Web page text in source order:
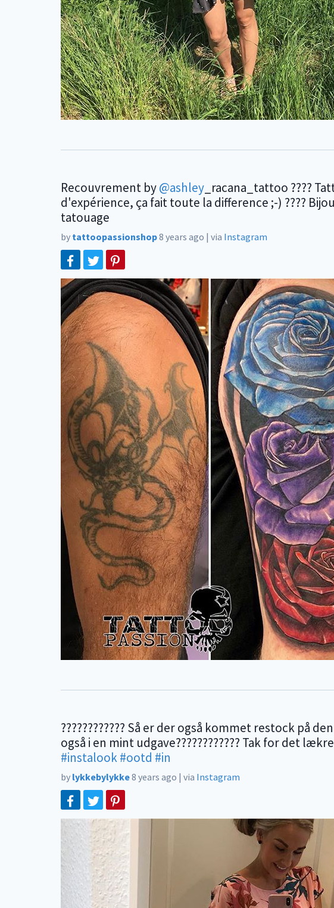
Recouvrement by@ashley _racana_tattoo ????
d'expérience, ça fait toute la difference ;-) ????
tatouage
by tattoopassionshop8 years ago | via Instagram
???????????? Så er der også kommet restock på
også i en mint udgave???????????? Tak for det
#instalook#ootd #in
by lykkebylykke8 years ago | via Instagram